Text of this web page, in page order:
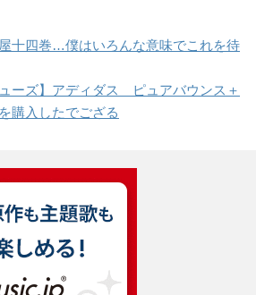
十四巻…僕はいろんな意味でこれを待
ューズ】アディダス ピュアバウンス＋
購入したでござる